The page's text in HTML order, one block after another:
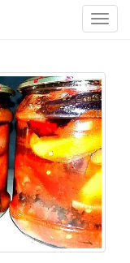
П
а
з
а
т
ь
/
С
к
р
ы